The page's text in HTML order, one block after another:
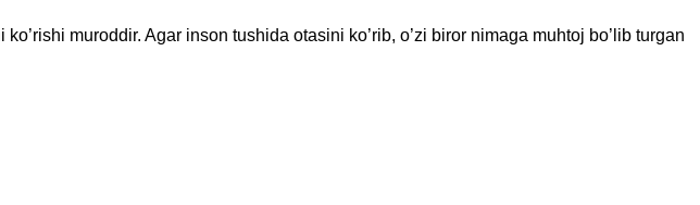
muroddir. Agar inson tushida otasini ko’rib, o’zi biror nimaga muhtoj bo’lib turgan